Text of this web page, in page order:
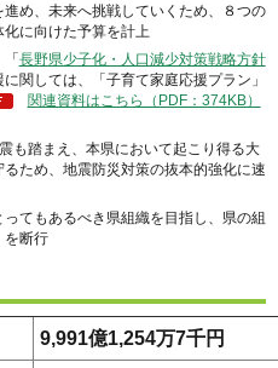
め、未来へ挑戦していくため、８つの
化に向けた予算を計上
「⻑野県少⼦化・人口減少対策戦略⽅針
関しては、「⼦育て家庭応援プラン」
関連資料はこちら（PDF：374KB）
も踏まえ、本県において起こり得る大
ため、地震防災対策の抜本的強化に速
てもあるべき県組織を目指し、県の組
を断⾏
9,991億1,254万7千円